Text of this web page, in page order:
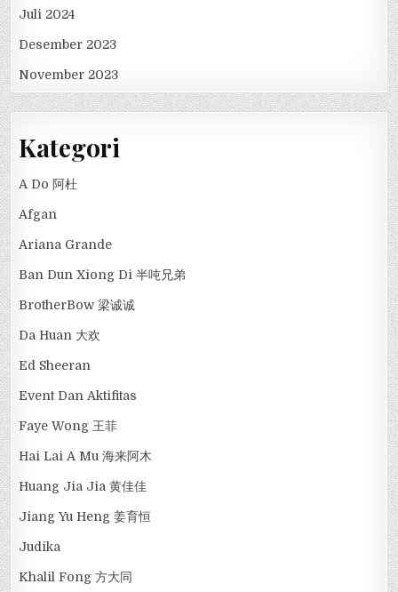
Juli 2024
Desember 2023
November 2023
Kategori
A Do 阿杜
Afgan
Ariana Grande
Ban Dun Xiong Di 半吨兄弟
BrotherBow 梁诚诚
Da Huan 大欢
Ed Sheeran
Event Dan Aktifitas
Faye Wong 王菲
Hai Lai A Mu 海来阿木
Huang Jia Jia 黄佳佳
Jiang Yu Heng 姜育恒
Judika
Khalil Fong 方大同